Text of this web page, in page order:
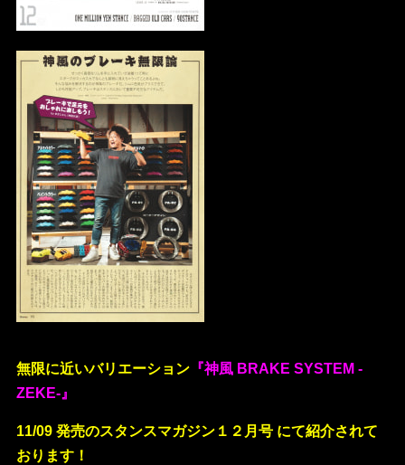
無限に近いバリエーション『神風 BRAKE SYSTEM -
ZEKE-』
11/09 発売のスタンスマガジン１２月号 にて紹介されて
おります！